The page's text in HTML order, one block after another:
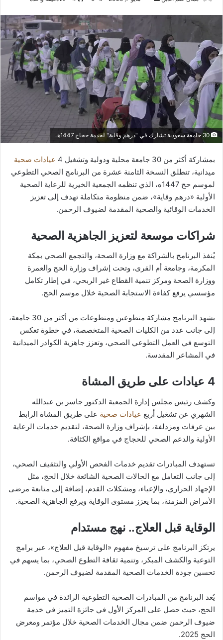
إلكترونيا
بمشاركة أكثر من 30 جامعة محلية ودولية وتشغيل 4
عيادات صحية
ميدانية، تنطلق النسخة الثامنة عشرة من البرنامج الصحي التطوعي
لموسم حج 1447ه، الذي تنظمه الجمعية الخيرية للرعاية الصحية
الأولية «درهم وقاية»، ضمن منظومة متكاملة تهدف إلى تعزيز
الخدمات الوقائية والصحية المقدمة لضيوف الرحمن.
شراكات موسعة لتعزيز الجاهزية الصحية
يُنفذ البرنامج بالشراكة مع وزارة الصحة، والتجمع الصحي بمكة
المكرمة، وجامعة أم القرى، وتحت إشراف وزارة الحج والعمرة
ووزارة الصحة ومركز تنمية القطاع غير الربحي، في إطار تكامل
مؤسسي يرفع كفاءة الاستجابة الصحية خلال موسم الحج.
يشهد البرنامج مشاركة متطوعين ومتطوعات من أكثر من 30 جامعة،
إلى جانب عدد من الكليات الصحية المتخصصة، في خطوة تعكس
التوسع في العمل التطوعي الصحي، وتعزز جاهزية الكوادر الميدانية
في المشاعر المقدسة.
4 عيادات على طريق المشاة
وكشف رئيس مجلس إدارة الجمعية الدكتور جاسر بن عبدالله
الشهري عن تشغيل أربع عيادات صحية على طريق المشاة الرابط
بين عرفات ومزدلفة، بإشراف وزارة الصحة، لتقديم خدمات الرعاية
الأولية والدعم الصحي للحجاج في مواقع الكثافة.
تستهدف المبادرات تقديم خدمات الفحص الأولي والتثقيف الصحي،
إلى جانب التعامل مع الحالات الصحية الشائعة خلال الحج، مثل
الإجهاد الحراري، والإعياء، ومشكلات القدم، إضافة إلى متابعة مرضى
الأمراض المزمنة، بما يعزز مستوى الوقاية ويرفع الجاهزية الصحية.
الوقاية قبل العلاج.. نهج مستدام
يرتكز البرنامج على ترسيخ مفهوم «الوقاية قبل العلاج»، عبر برامج
التوعية والكشف المبكر، وتنمية ثقافة التطوع الصحي، بما يسهم في
تحسين جودة الخدمات الصحية المقدمة لضيوف الرحمن.
يُعد البرنامج من المبادرات الصحية التطوعية الرائدة في مواسم
الحج، حيث حصل على المركز الأول في جائزة التميز في خدمة
ضيوف الرحمن ضمن مجال الخدمات الصحية خلال مؤتمر ومعرض
الحج 2025.